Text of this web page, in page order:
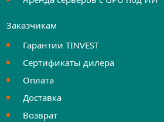
Заказчикам
Гарантии TINVEST
Сертификаты дилера
Оплата
Доставка
Возврат